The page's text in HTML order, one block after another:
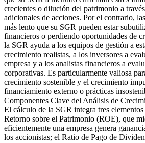
crecientes o dilución del patrimonio a
adicionales de acciones. Por el contrario,
más lento que su SGR pueden estar
financieros o perdiendo oportunidades de
la SGR ayuda a los equipos de gestión a
crecimiento realistas, a los inversores a
empresa y a los analistas financieros a
corporativas. Es particularmente valiosa
crecimiento sostenible y el crecimiento
financiamiento externo o prácticas
Componentes Clave del Análisis de
El cálculo de la SGR integra tres
Retorno sobre el Patrimonio (ROE), que
eficientemente una empresa genera
los accionistas; el Ratio de Pago de